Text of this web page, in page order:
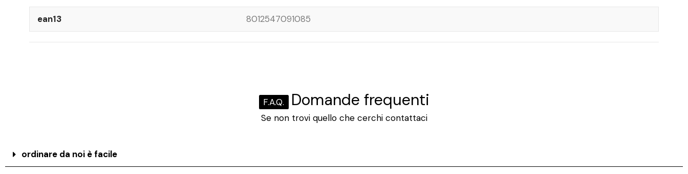
ean13 8012547091085
F.A.Q. Domande frequenti
Se non trovi quello che cerchi contattaci
ordinare da noi è facile